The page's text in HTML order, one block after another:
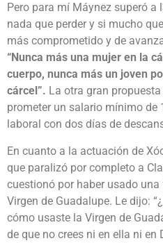
Pero para mí Máynez superó
nada que perder y si mucho
más comprometido y de
“Nunca más una mujer en la
cuerpo, nunca más un joven
cárcel”. La otra gran
prometer un salario mínimo de
laboral con dos días de
En cuanto a la actuación de
que paralizó por completo a
cuestionó por haber usado
Virgen de Guadalupe. Le dijo:
cómo usaste la Virgen de
de que no crees ni en ella ni